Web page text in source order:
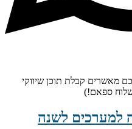
מאשרים קבלת תוכן שיווקי
ספאם!)
למערכים לשנה